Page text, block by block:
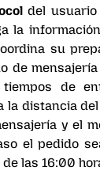
del usuario
la
su
de
de
la distancia
y el
el pedido
las 16:00